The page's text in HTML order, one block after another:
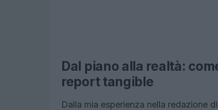
Dal piano alla realtà:
report tangible
Dalla mia esperienza nella redazione